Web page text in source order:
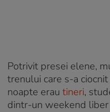
Potrivit presei elene,
trenului care s-a
noapte erau tineri,
dintr-un weekend